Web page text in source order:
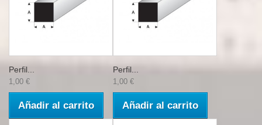
Perfil...
1,00 €
Añadir al carrito
Perfil...
1,00 €
Añadir al carrito